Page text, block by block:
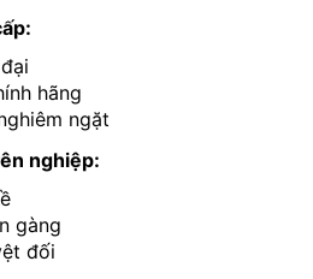
hãng
ngặt
nghiệp:
gàng
đối